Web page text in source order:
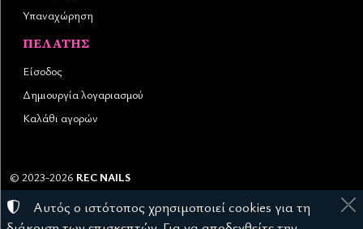
Υπαναχώρηση
ΠΕΛΆΤΗΣ
Είσοδος
Δημιουργία λογαριασμού
Καλάθι αγορών
© 2023-2026 REC NAILS
Αριθμός ΓΕΜΗ:145976403000
Όροι χρήσης • Πολιτική απορρήτου •Πολιτική cookies
Αυτός ο ιστότοπος χρησιμοποιεί cookies για τη